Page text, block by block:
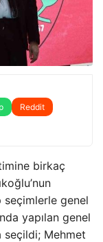
Reddit
birkaç
seçimlerle genel
yapılan genel
seçildi; Mehmet